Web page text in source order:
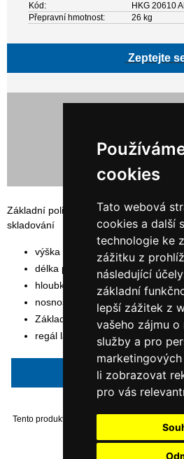
cookies
Tato webová
cookies a další
technologie ke
zážitku z
následující
základní
lepší zážitek z
vašeho zájmu
služby a pro
li zobrazovat
pro vás
Kód:
HKG 20610
Přepravní hmotnost:
26 kg
Zeptejte
Základní policový, bezšroubový regál
skladování
výška rámu: 200 cm
délka polic: 100 cm
hloubka polic: 60 cm
nosnost police: 140 kg
Základní modul
regál lakovaný sv. šedou barvou
Napsat
Tento produkt byl přidán do našeho katalogu